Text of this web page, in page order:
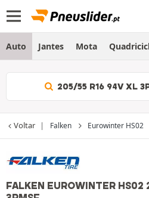
Auto Jantes Mota
205/55 R16 94V XL
Voltar Falken Eurowinter HS02
FALKEN EUROWINTER HS02